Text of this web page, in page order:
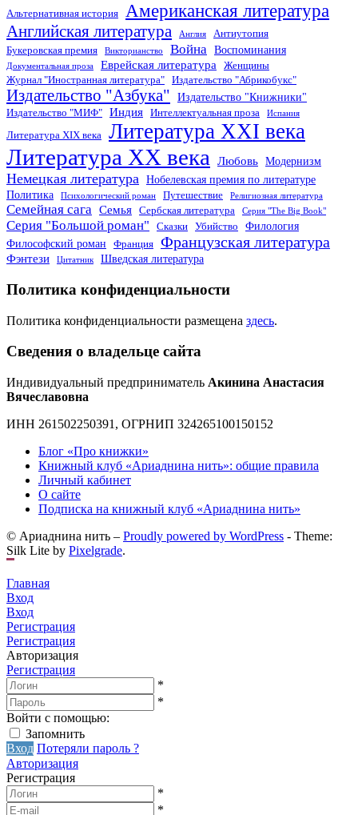
Альтернативная история Американская литература
Английская литература Англия
Антиутопия
Букеровская премия
Викторианство Война Воспоминания
Документальная проза Еврейская литература
Женщины
Журнал "Иностранная литература"
Издательство "Абрикобукс"
Издательство "Азбука" Издательство "Книжники"
Издательство "МИФ" Индия Интеллектуальная проза Испания
Литература XIX века Литература XXI века
Литература XX века Любовь Модернизм
Немецкая литература Нобелевская премия по литературе
Политика
Психологический роман Путешествие Религиозная литература
Семейная сага Семья Сербская литература Серия "The Big Book"
Серия "Большой роман" Сказки Убийство
Филология
Философский роман
Франция Французская литература
Фэнтези Цитатник Шведская литература
Политика конфиденциальности
Политика конфиденциальности размещена здесь.
Сведения о владельце сайта
Индивидуальный предприниматель Акинина Анастасия
Вячеславовна
ИНН 261502250391, ОГРНИП 324265100150152
Блог «Про книжки»
Книжный клуб «Ариаднина нить»: общие правила
Личный кабинет
О сайте
Подписка на книжный клуб «Ариаднина нить»
© Ариаднина нить – Proudly powered by WordPress - Theme:
Silk Lite by Pixelgrade.
Главная
Вход
Вход
Регистрация
Регистрация
Авторизация
Регистрация
*
*
Войти с помощью:
Запомнить
Вход Потеряли пароль ?
Авторизация
Регистрация
*
*